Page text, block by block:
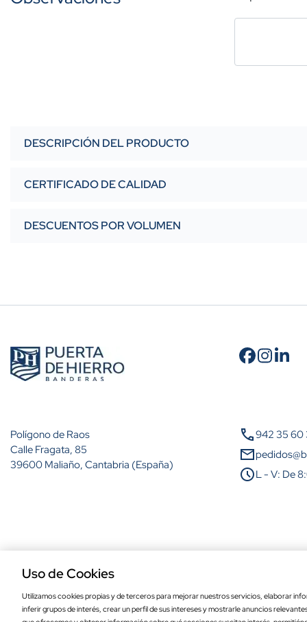
DESCRIPCIÓN DEL PRODUCTO
CERTIFICADO DE CALIDAD
DESCUENTOS POR VOLUMEN
Cantidad
A partir de 5 unidades
A partir de 100 unidades
Polígono de Raos
Calle Fragata, 85
39600 Maliaño, Cantabria (España)
call942 35 60
mail
scheduleL - V: De
Uso de Cookies
Utilizamos cookies propias y de terceros para mejorar nuestros servicios, elaborar
inferir grupos de interés, crear un perfil de sus intereses y mostrarle anuncios